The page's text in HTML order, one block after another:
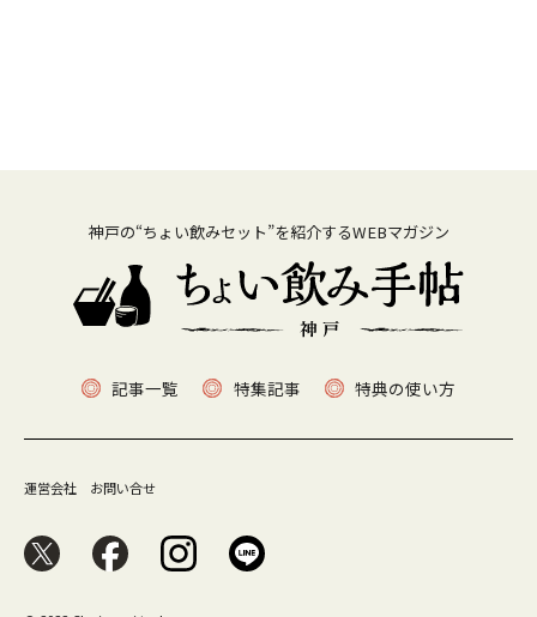
神戸の“ちょい飲みセット”を紹介するWEBマガジン
記事一覧 特集記事 特典の使い方
運営会社 お問い合せ